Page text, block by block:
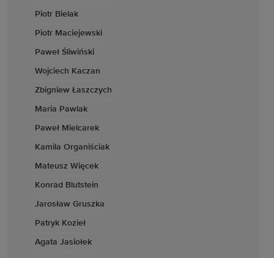
Piotr Bielak
Piotr Maciejewski
Paweł Śliwiński
Wojciech Kaczan
Zbigniew Łaszczych
Maria Pawlak
Paweł Mielcarek
Kamila Organiściak
Mateusz Więcek
Konrad Blutstein
Jarosław Gruszka
Patryk Kozieł
Agata Jasiołek